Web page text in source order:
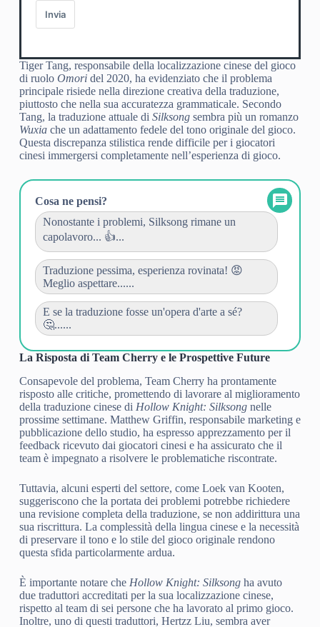
Invia
Tiger Tang, responsabile della localizzazione cinese del gioco
di ruolo Omoridel 2020, ha evidenziato che il problema
principale risiede nella direzione creativa della traduzione,
piuttosto che nella sua accuratezza grammaticale. Secondo
Tang, la traduzione attuale di Silksongsembra più un romanzo
Wuxiache un adattamento fedele del tono originale del gioco.
Questa discrepanza stilistica rende difficile per i giocatori
cinesi immergersi completamente nell’esperienza di gioco.
Cosa ne pensi?
Nonostante i problemi, Silksong rimane un
capolavoro... 👍...
Traduzione pessima, esperienza rovinata! 😡
Meglio aspettare......
E se la traduzione fosse un'opera d'arte a sé?
🤔......
La Risposta di Team Cherry e le Prospettive Future
Consapevole del problema, Team Cherry ha prontamente
risposto alle critiche, promettendo di lavorare al miglioramento
della traduzione cinese di Hollow Knight: Silksongnelle
prossime settimane. Matthew Griffin, responsabile marketing e
pubblicazione dello studio, ha espresso apprezzamento per il
feedback ricevuto dai giocatori cinesi e ha assicurato che il
team è impegnato a risolvere le problematiche riscontrate.
Tuttavia, alcuni esperti del settore, come Loek van Kooten,
suggeriscono che la portata dei problemi potrebbe richiedere
una revisione completa della traduzione, se non addirittura una
sua riscrittura. La complessità della lingua cinese e la necessità
di preservare il tono e lo stile del gioco originale rendono
questa sfida particolarmente ardua.
È importante notare che Hollow Knight: Silksongha avuto
due traduttori accreditati per la sua localizzazione cinese,
rispetto al team di sei persone che ha lavorato al primo gioco.
Inoltre, uno di questi traduttori, Hertzz Liu, sembra aver